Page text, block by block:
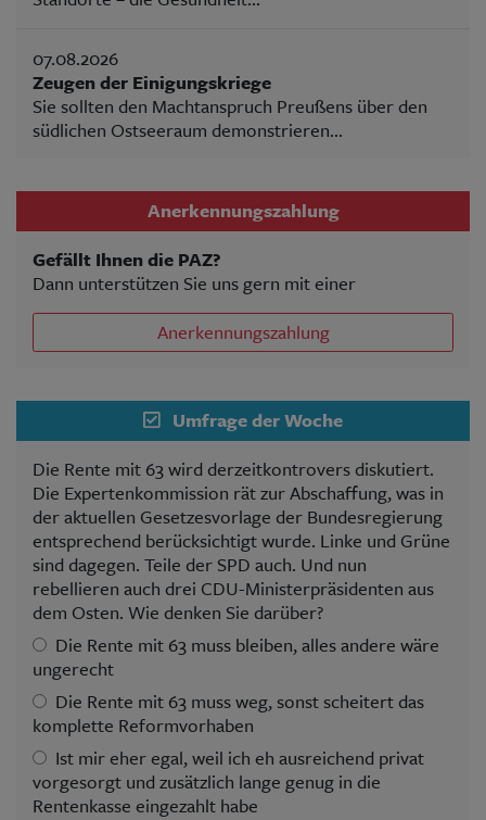
07.08.2026
Zeugen der Einigungskriege
Sie sollten den Machtanspruch Preußens über den
südlichen Ostseeraum demonstrieren...
Anerkennungszahlung
Gefällt Ihnen die PAZ?
Dann unterstützen Sie uns gern mit einer
Anerkennungszahlung
Umfrage der Woche
Die Rente mit 63 wird derzeitkontrovers diskutiert.
Die Expertenkommission rät zur Abschaffung, was in
der aktuellen Gesetzesvorlage der Bundesregierung
entsprechend berücksichtigt wurde. Linke und Grüne
sind dagegen. Teile der SPD auch. Und nun
rebellieren auch drei CDU-Ministerpräsidenten aus
dem Osten. Wie denken Sie darüber?
Die Rente mit 63 muss bleiben, alles andere wäre
ungerecht
Die Rente mit 63 muss weg, sonst scheitert das
komplette Reformvorhaben
Ist mir eher egal, weil ich eh ausreichend privat
vorgesorgt und zusätzlich lange genug in die
Rentenkasse eingezahlt habe